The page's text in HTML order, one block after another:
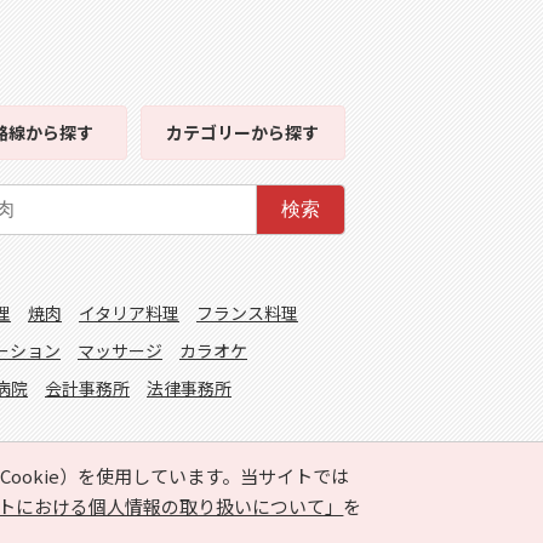
）を使用しています。当サイトでは
における個人情報の取り扱いについて」 を
線から探す カテゴリーから探す
検索
焼肉 イタリア料理
フランス料理
ション マッサージ
カラオケ
院 会計事務所 法律事務所